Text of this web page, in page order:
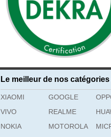
Le meilleur de nos catégories
XIAOMI GOOGLE
VIVO
REALME
NOKIA
MOTOROLA